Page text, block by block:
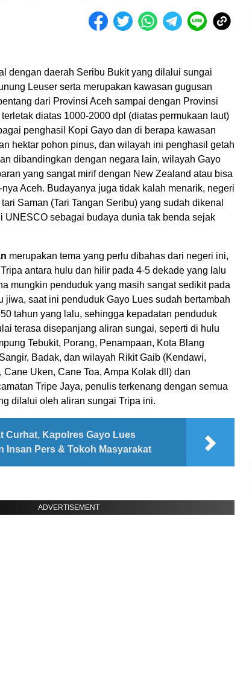
dengan daerah Seribu Bukit yang dilalui sungai
Leuser serta merupakan kawasan gugusan
dari Provinsi Aceh sampai dengan Provinsi
diatas 1000-2000 dpl (diatas permukaan laut)
penghasil Kopi Gayo dan di berapa kawasan
hektar pohon pinus, dan wilayah ini penghasil getah
dibandingkan dengan negara lain, wilayah Gayo
yang sangat mirif dengan New Zealand atau bisa
Aceh. Budayanya juga tidak kalah menarik, negeri
Saman (Tari Tangan Seribu) yang sudah dikenal
UNESCO sebagai budaya dunia tak benda sejak
merupakan tema yang perlu dibahas dari negeri ini,
antara hulu dan hilir pada 4-5 dekade yang lalu
mungkin penduduk yang masih sangat sedikit pada
jiwa, saat ini penduduk Gayo Lues sudah bertambah
tahun yang lalu, sehingga kepadatan penduduk
terasa disepanjang aliran sungai, seperti di hulu
Tebukit, Porang, Penampaan, Kota Blang
Badak, dan wilayah Rikit Gaib (Kendawi,
Cane Uken, Cane Toa, Ampa Kolak dll) dan
Tripe Jaya, penulis terkenang dengan semua
dilalui oleh aliran sungai Tripa ini.
Curhat, Kapolres Gayo Lues
Insan Pers & Tokoh Masyarakat
ADVERTISEMENT